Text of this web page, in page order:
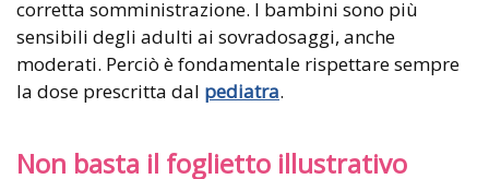
corretta somministrazione. I bambini sono più
sensibili degli adulti ai sovradosaggi, anche
moderati. Perciò è fondamentale rispettare sempre
la dose prescritta dal pediatra.
Non basta il foglietto illustrativo